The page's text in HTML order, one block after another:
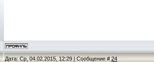
Дата: Ср, 04.02.2015, 12:29 | Сообщение # 24